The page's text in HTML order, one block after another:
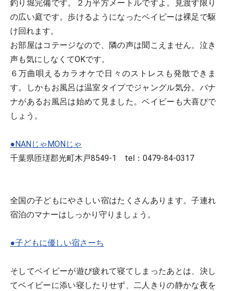
釣り堀完備です。２万平方メートルですよ。見渡す限り
の広い庭です。歩けるようになったベイビーは裸足で駆
け回れます。
お部屋はコテージなので、隣の声は聞こえません。泣き
声も気にしなくてOKです。
６万曲唄えるカラオケで日々のストレスも発散できま
す。しかもお風呂は温室タイプでジャングル気分。バナ
ナがあるお風呂は始めて見ました。ベイビーも大喜びで
しょう。
●NANじゃMONじゃ
千葉県匝瑳郡光町木戸8549-1 tel：0479-84-0317
全国の子どもにやさしい宿はたくさんあります。子連れ
宿泊のマナーはしっかり守りましょう。
●子どもに優しい宿さーち
そしてベイビーが遊び疲れて寝てしまったあとは、決し
てベイビーに添い寝したりせず、二人きりの静かな夜を